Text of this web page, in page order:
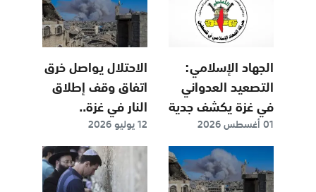
الجهاد الإسلامي:
التصعيد العدواني
في غزة يكشف جدية
اتفاق وقف الحرب
01 أغسطس 2026
الاحتلال يواصل خرق
اتفاق وقف إطلاق
النار في غزة..
سقوط شهداء
12 يوليو 2026